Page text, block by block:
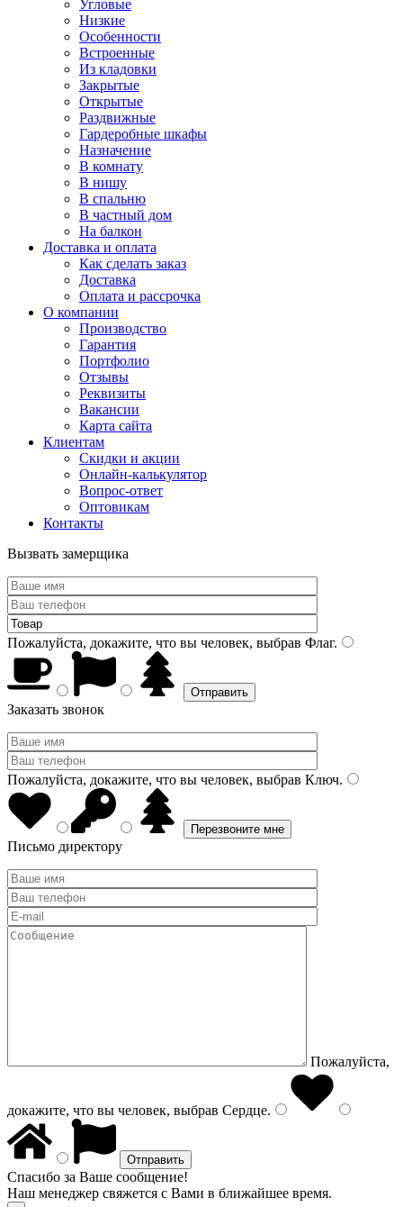
Угловые
Низкие
Особенности
Встроенные
Из кладовки
Закрытые
Открытые
Раздвижные
Гардеробные шкафы
Назначение
В комнату
В нишу
В спальню
В частный дом
На балкон
Доставка и оплата
Как сделать заказ
Доставка
Оплата и рассрочка
О компании
Производство
Гарантия
Портфолио
Отзывы
Реквизиты
Вакансии
Карта сайта
Клиентам
Скидки и акции
Онлайн-калькулятор
Вопрос-ответ
Оптовикам
Контакты
Вызвать замерщика
Пожалуйста, докажите, что вы человек, выбрав Флаг.
Заказать звонок
Пожалуйста, докажите, что вы человек, выбрав Ключ.
Письмо директору
Пожалуйста,
докажите, что вы человек, выбрав Сердце.
Спасибо за Ваше сообщение!
Наш менеджер свяжется с Вами в ближайшее время.